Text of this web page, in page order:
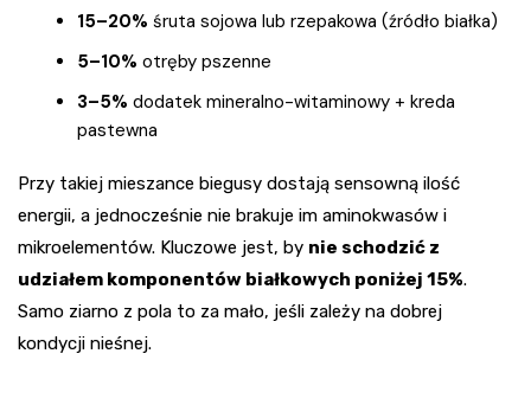
15–20% śruta sojowa lub rzepakowa (źródło białka)
5–10% otręby pszenne
3–5% dodatek mineralno-witaminowy + kreda
pastewna
Przy takiej mieszance biegusy dostają sensowną ilość
energii, a jednocześnie nie brakuje im aminokwasów i
mikroelementów. Kluczowe jest, by nie schodzić z
udziałem komponentów białkowych poniżej 15%.
Samo ziarno z pola to za mało, jeśli zależy na dobrej
kondycji nieśnej.